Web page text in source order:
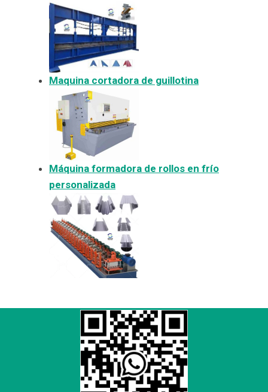
Maquina cortadora de guillotina
Máquina formadora de rollos en frío
personalizada